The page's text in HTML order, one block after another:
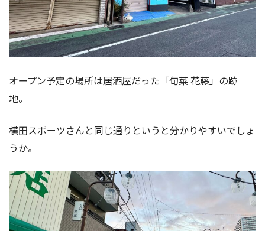
オープン予定の場所は居酒屋だった「旬菜 花藤」の跡
地。
横田スポーツさんと同じ通りというと分かりやすいでしょ
うか。